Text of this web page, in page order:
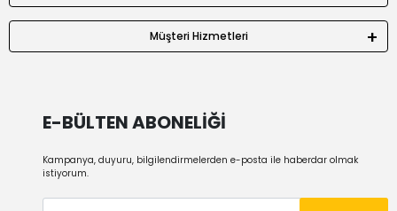
Müşteri Hizmetleri
E-BÜLTEN ABONELİĞİ
Kampanya, duyuru, bilgilendirmelerden e-posta ile haberdar olmak
istiyorum.